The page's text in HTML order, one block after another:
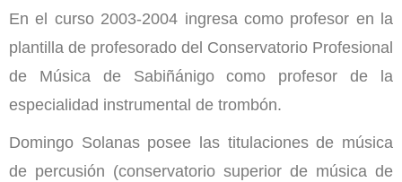
En el curso 2003-2004 ingresa como profesor en la
plantilla de profesorado del Conservatorio Profesional
de Música de Sabiñánigo como profesor de la
especialidad instrumental de trombón.
Domingo Solanas posee las titulaciones de música
de percusión (conservatorio superior de música de